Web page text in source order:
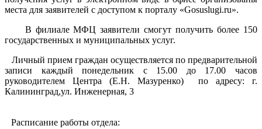
места для заявителей с доступом к порталу «Gosuslugi.ru».
В филиале МФЦ заявители смогут получить более 150
государственных и муниципальных услуг.
Личный прием граждан осуществляется по предварительной
записи каждый понедельник с 15.00 до 17.00 часов
руководителем Центра (Е.Н. Мазуренко) по адресу: г.
Калининград,ул. Инженерная, 3
Расписание работы отдела: